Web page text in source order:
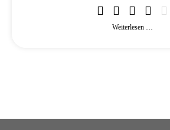
Weiterlesen …